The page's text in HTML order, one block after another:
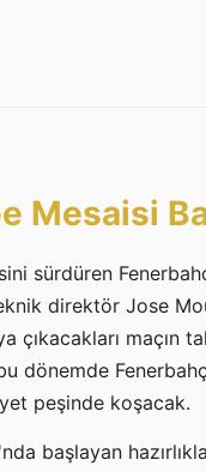
Mesaisi
sürdüren
direktör Jose
çıkacakları maçın
bu dönemde
peşinde koşacak.
başlayan